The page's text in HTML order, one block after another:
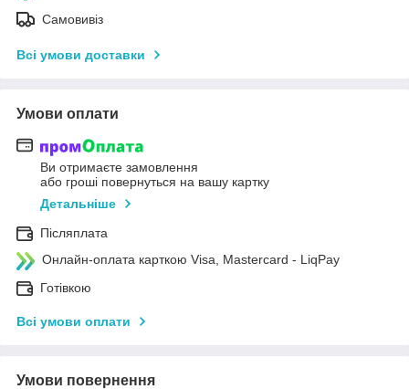
Самовивіз
Всі умови доставки
Умови оплати
Ви отримаєте замовлення
або гроші повернуться на вашу картку
Детальніше
Післяплата
Онлайн-оплата карткою Visa, Mastercard - LiqPay
Готівкою
Всі умови оплати
Умови повернення